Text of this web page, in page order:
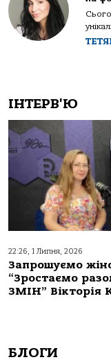
ІНТЕРВ'Ю
22:26, 1 Липня, 2026
Запрошуємо
“Зростаємо
ЗМІН” Вікторія
БЛОГИ